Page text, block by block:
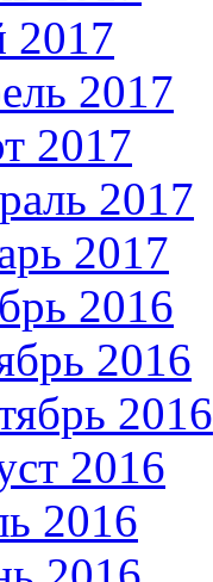
2017
2017
2017
2017
2016
2016
2016
2016
2016